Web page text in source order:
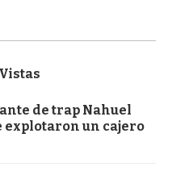
de trap Nahuel
explotaron un cajero